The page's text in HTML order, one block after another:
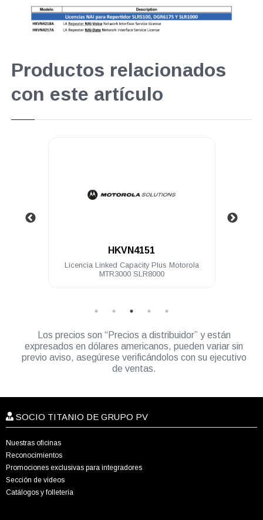
Productos relacionados
con este artículo
HKVN4151
Licencia Linked Capacity Plus Motorola
MTR3000 SLR8000
Los precios son “Precios a distribuidor” y están
expresados en dólares americanos, pueden variar sin
previo aviso, asegúrese verificándolos con su ejecutivo
de ventas.
SOCIO TITANIO DE GRUPO PV
Nuestras oficinas
Reconocimientos
Promociones exclusivas para integradores
Sección de videos
Catálogos y folletería